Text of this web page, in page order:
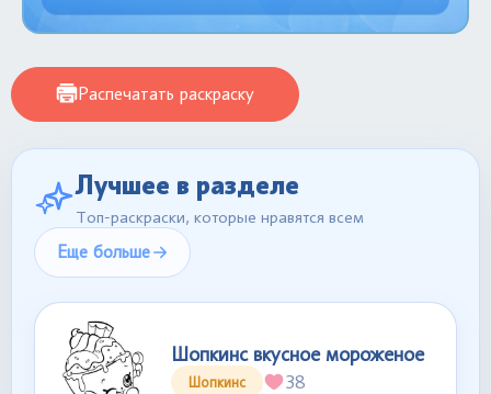
Распечатать раскраску
Лучшее в разделе
Топ-раскраски, которые нравятся всем
Еще больше
Шопкинс вкусное мороженое
Шопкинс 38